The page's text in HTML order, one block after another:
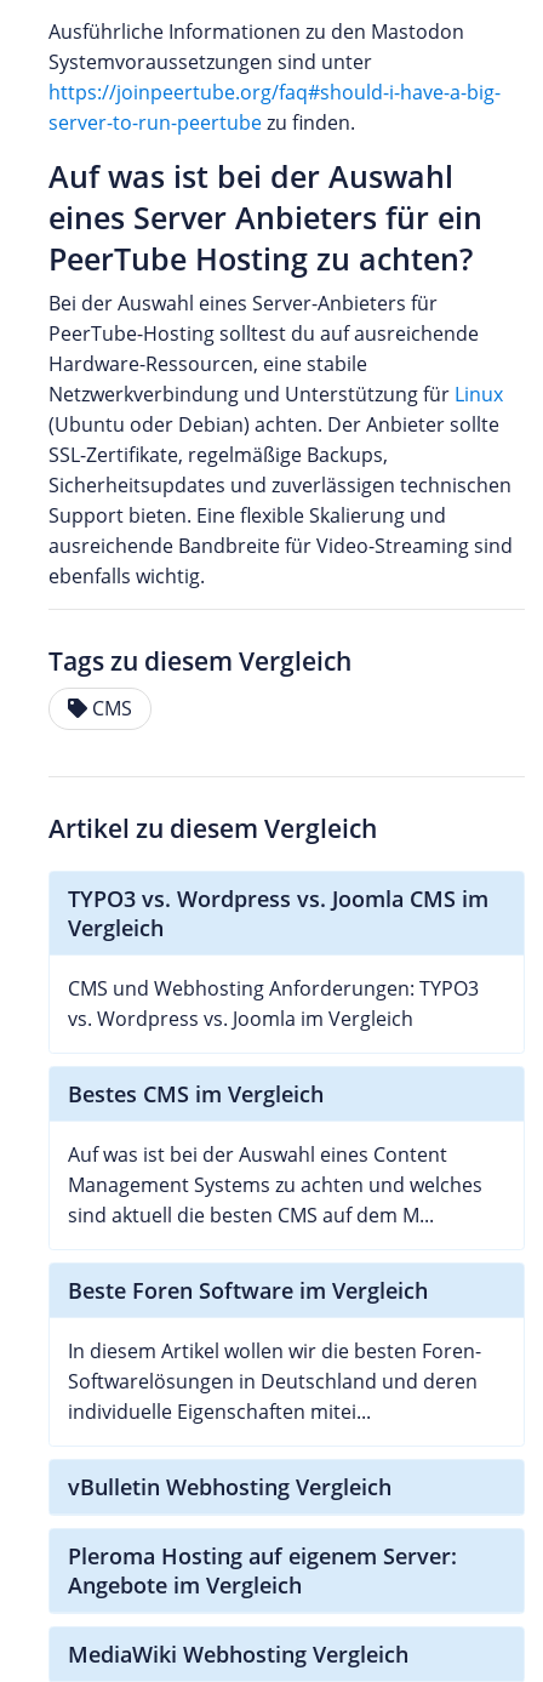
Ausführliche Informationen zu den Mastodon
Systemvoraussetzungen sind unter
https://joinpeertube.org/faq#should-i-have-a-big-
server-to-run-peertubezu finden.
Auf was ist bei der Auswahl
eines Server Anbieters für ein
PeerTube Hosting zu achten?
Bei der Auswahl eines Server-Anbieters für
PeerTube-Hosting solltest du auf ausreichende
Hardware-Ressourcen, eine stabile
Netzwerkverbindung und Unterstützung für Linux
(Ubuntu oder Debian) achten. Der Anbieter sollte
SSL-Zertifikate, regelmäßige Backups,
Sicherheitsupdates und zuverlässigen technischen
Support bieten. Eine flexible Skalierung und
ausreichende Bandbreite für Video-Streaming sind
ebenfalls wichtig.
Tags zu diesem Vergleich
CMS
Artikel zu diesem Vergleich
TYPO3 vs. Wordpress vs. Joomla CMS im
Vergleich
CMS und Webhosting Anforderungen: TYPO3
vs. Wordpress vs. Joomla im Vergleich
Bestes CMS im Vergleich
Auf was ist bei der Auswahl eines Content
Management Systems zu achten und welches
sind aktuell die besten CMS auf dem M...
Beste Foren Software im Vergleich
In diesem Artikel wollen wir die besten Foren-
Softwarelösungen in Deutschland und deren
individuelle Eigenschaften mitei...
vBulletin Webhosting Vergleich
Pleroma Hosting auf eigenem Server:
Angebote im Vergleich
MediaWiki Webhosting Vergleich